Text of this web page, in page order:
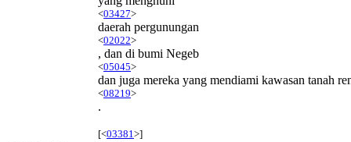
<03427>
daerah pergunungan
<02022>
, dan di bumi Negeb
<05045>
dan juga mereka yang mendiami kawasan tanah
<08219>
.
[<03381 >]